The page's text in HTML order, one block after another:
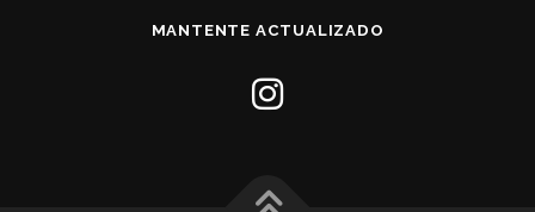
MANTENTE ACTUALIZADO